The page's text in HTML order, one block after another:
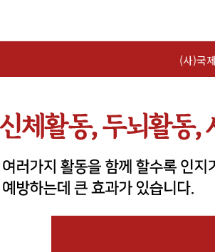
너
뛰
(사)국